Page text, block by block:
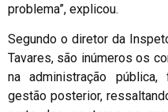
problema”, explicou.
Segundo o diretor da
Tavares, são inúmeros os
na administração
gestão posterior,